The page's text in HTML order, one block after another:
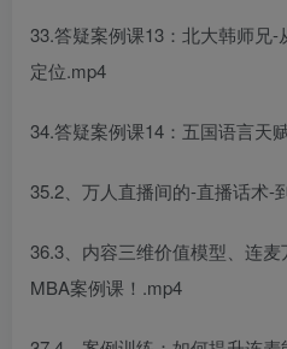
33.答疑案例课13：北大韩师兄
定位.mp4
34.答疑案例课14：五国语言天
35.2、万人直播间的-直播话术-
36.3、内容三维价值模型、连
MBA案例课！.mp4